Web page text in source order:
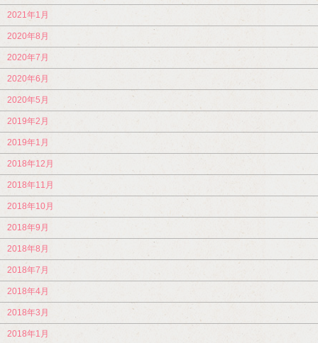
2021年1月
2020年8月
2020年7月
2020年6月
2020年5月
2019年2月
2019年1月
2018年12月
2018年11月
2018年10月
2018年9月
2018年8月
2018年7月
2018年4月
2018年3月
2018年1月